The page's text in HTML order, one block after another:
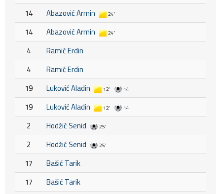
14 Abazović Armin 24'
14 Abazović Armin 24'
4
Ramić Erdin
4
Ramić Erdin
19
Luković Aladin 12' 14'
19 Luković Aladin 12' 14'
2 Hodžić Senid 25'
2 Hodžić Senid 25'
17
Bašić Tarik
17
Bašić Tarik